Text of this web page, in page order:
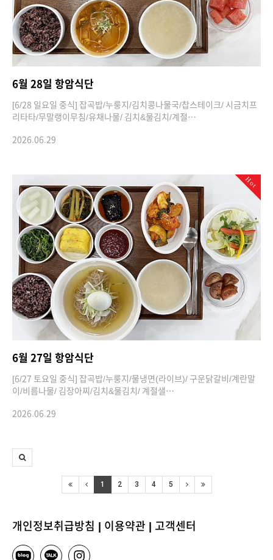
6월 28일 항암식단
[6/28 일요일 중식] 잡곡밥/누룽지/김치콩나물국/찹스테이크/ 시금치프
리타타/무말랭이무침/유채나물/ 김치&물김치/계절…
2026.06.29
Hot
6월 27일 항암식단
[6/27 토요일 중식] 잡곡밥/누룽지/물냉면(라이브)/ 구운닭갈비/계란말
이/비름나물/ 김장아찌/김치&물김치/ 계절샐…
2026.06.29
1 2 3 4 5
개인정보취급방침 | 이용약관 | 고객센터